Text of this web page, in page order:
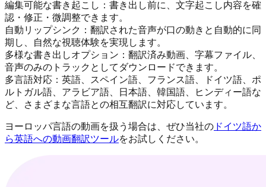
編集可能な書き起こし：書き出し前に、文字起こし内容を確
認・修正・微調整できます。
自動リップシンク：翻訳された音声が口の動きと自動的に同
期し、自然な視聴体験を実現します。
多様な書き出しオプション：翻訳済み動画、字幕ファイル、
音声のみのトラックとしてダウンロードできます。
多言語対応：英語、スペイン語、フランス語、ドイツ語、ポ
ルトガル語、アラビア語、日本語、韓国語、ヒンディー語な
ど、さまざまな言語との相互翻訳に対応しています。
ヨーロッパ言語の動画を扱う場合は、ぜひ当社の ドイツ語か
ら英語への動画翻訳ツールをお試しください。